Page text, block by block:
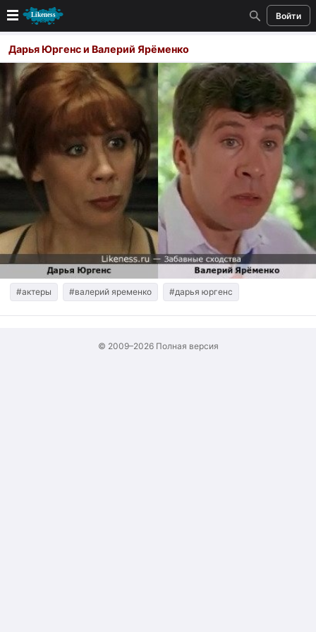
Войти
Новые
Лучшие
Голосование
Кандидаты
Случайное сходство 👍
Создать сходство
Для публикации необходима авторизация
Поиск
Дарья Юргенс и Валерий Ярёменко
#актеры #валерий яременко #дарья юргенс
© 2009–2026 Полная версия